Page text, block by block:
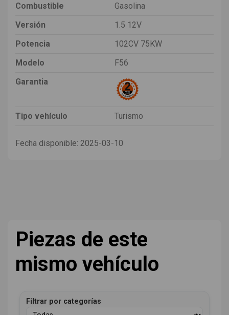
Combustible
Gasolina
Versión
1.5 12V
Potencia
102CV 75KW
Modelo
F56
Garantia
Tipo vehículo Turismo
Fecha disponible: 2025-03-10
Piezas de este
mismo vehículo
Filtrar por categorías